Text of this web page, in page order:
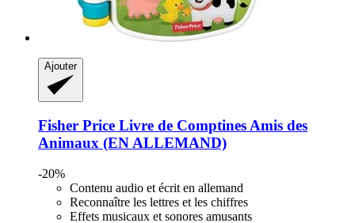
Ajouter
Fisher Price Livre de Comptines Amis des
Animaux (EN ALLEMAND)
-20%
Contenu audio et écrit en allemand
Reconnaître les lettres et les chiffres
Effets musicaux et sonores amusants